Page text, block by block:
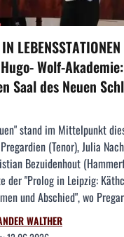
Wolf-
Saal des Neuen
stand im Mittelpunkt
(Tenor), Julia
Bezuidenhout
der "Prolog in Leipzig:
und Abschied", wo
WALTHER